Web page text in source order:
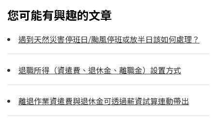
您可能有興趣的文章
遇到天然災害停班日/颱風停班或放半日該如何處理？
退職所得（資遣費、退休金、離職金）設置方式
離退作業資遣費與退休金可透過薪資試算連動帶出